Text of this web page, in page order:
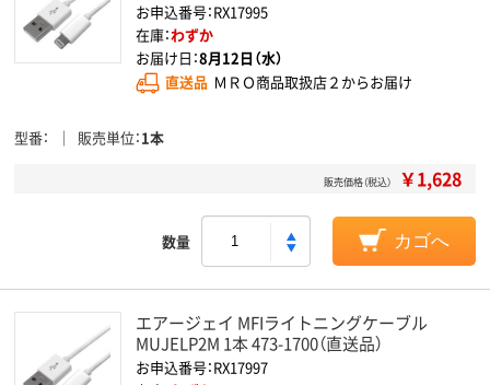
お申込番号：RX17995
在庫：わずか
お届け日：8月12日（水）
直送品 ＭＲＯ商品取扱店２からお届け
型番 販売単位 1本
販売価格（税込） ￥1,628
数量 カゴへ
エアージェイ MFIライトニングケーブル
MUJELP2M 1本 473-1700（直送品）
お申込番号：RX17997